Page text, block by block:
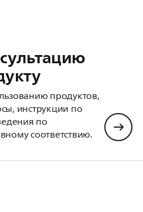
продуктов,
инструкции по
по
соответствию.